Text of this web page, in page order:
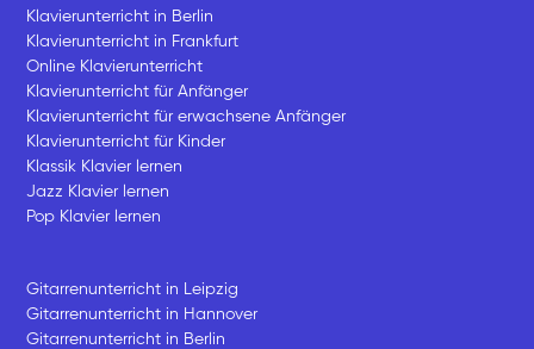
Klavierunterricht in Berlin
Klavierunterricht in Frankfurt
Online Klavierunterricht
Klavierunterricht für Anfänger
Klavierunterricht für erwachsene Anfänger
Klavierunterricht für Kinder
Klassik Klavier lernen
Jazz Klavier lernen
Pop Klavier lernen
Gitarrenunterricht in Leipzig
Gitarrenunterricht in Hannover
Gitarrenunterricht in Berlin